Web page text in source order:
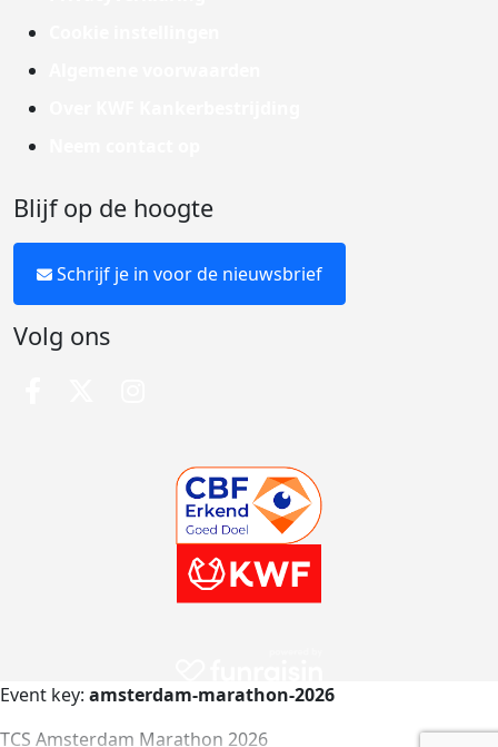
Blijf op de hoogte
Schrijf je in voor de nieuwsbrief
Volg ons
Event key: amsterdam-marathon-2026
TCS Amsterdam Marathon 2026